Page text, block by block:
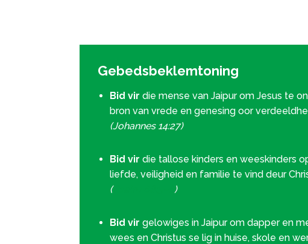
Gebedsbeklemtoning
Bid vir die mense van Jaipur om Jesus te
bron van vrede en genesing oor
(Johannes 14:27)
Bid vir die tallose kinders en weeskinders
liefde, veiligheid en familie te vind deur
(Psalm 68:5–6 )
Bid vir gelowiges in Jaipur om dapper en
wees en Christus se lig in huise, skole en